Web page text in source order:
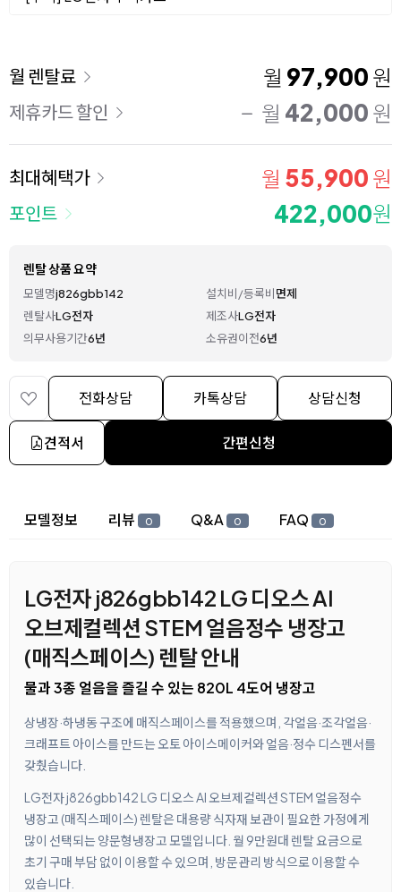
이용 요금
월 렌탈료 월 97,900 원
제휴카드 할인 월 42,000 원
최대혜택가 월 55,900 원
포인트 422,000원
렌탈 상품 요약
모델명j826gbb142 설치비/등록비면제
렌탈사LG전자 제조사LG전자
의무사용기간6년 소유권이전6년
전화상담 카톡상담 상담신청
견적서 간편신청
상세 정보
모델정보 리뷰 0 Q&A 0 FAQ 0
LG전자 j826gbb142 LG 디오스 AI
오브제컬렉션 STEM 얼음정수 냉장고
(매직스페이스) 렌탈 안내
물과 3종 얼음을 즐길 수 있는 820L 4도어 냉장고
상냉장·하냉동 구조에 매직스페이스를 적용했으며, 각얼음·조각얼음·
크래프트 아이스를 만드는 오토 아이스메이커와 얼음·정수 디스펜서를
갖췄습니다.
LG전자 j826gbb142 LG 디오스 AI 오브제컬렉션 STEM 얼음정수
냉장고 (매직스페이스) 렌탈은 대용량 식자재 보관이 필요한 가정에게
많이 선택되는 양문형냉장고 모델입니다. 월 9만원대 렌탈 요금으로
초기 구매 부담 없이 이용할 수 있으며, 방문관리 방식으로 이용할 수
있습니다.